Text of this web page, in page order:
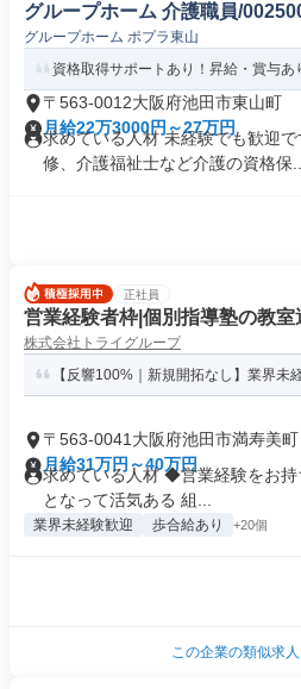
グループホーム 介護職員/
グループホーム ポプラ東山
資格取得サポートあり！昇給・賞与あ
〒563-0012大阪府池田市東山町
月給22万3000円～27万円
求めている人材 未経験でも歓迎
修、介護福祉士など介護の資格保...
正社員
営業経験者枠|個別指導塾の教室
株式会社トライグループ
【反響100%｜新規開拓なし】業界
〒563-0041大阪府池田市満寿美町
月給31万円～40万円
求めている人材 ◆営業経験をお
となって活気ある 組...
業界未経験歓迎 歩合給あり +20個
この企業の類似求